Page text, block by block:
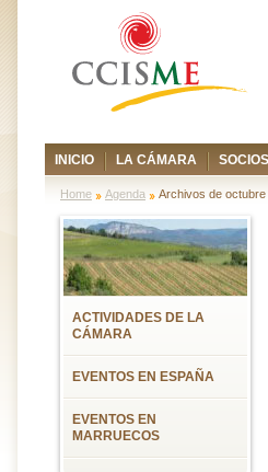
INICIO LA CÁMARA SOCIOS
Home Agenda Archivos de octubre
ACTIVIDADES DE LA
CÁMARA
EVENTOS EN ESPAÑA
EVENTOS EN
MARRUECOS